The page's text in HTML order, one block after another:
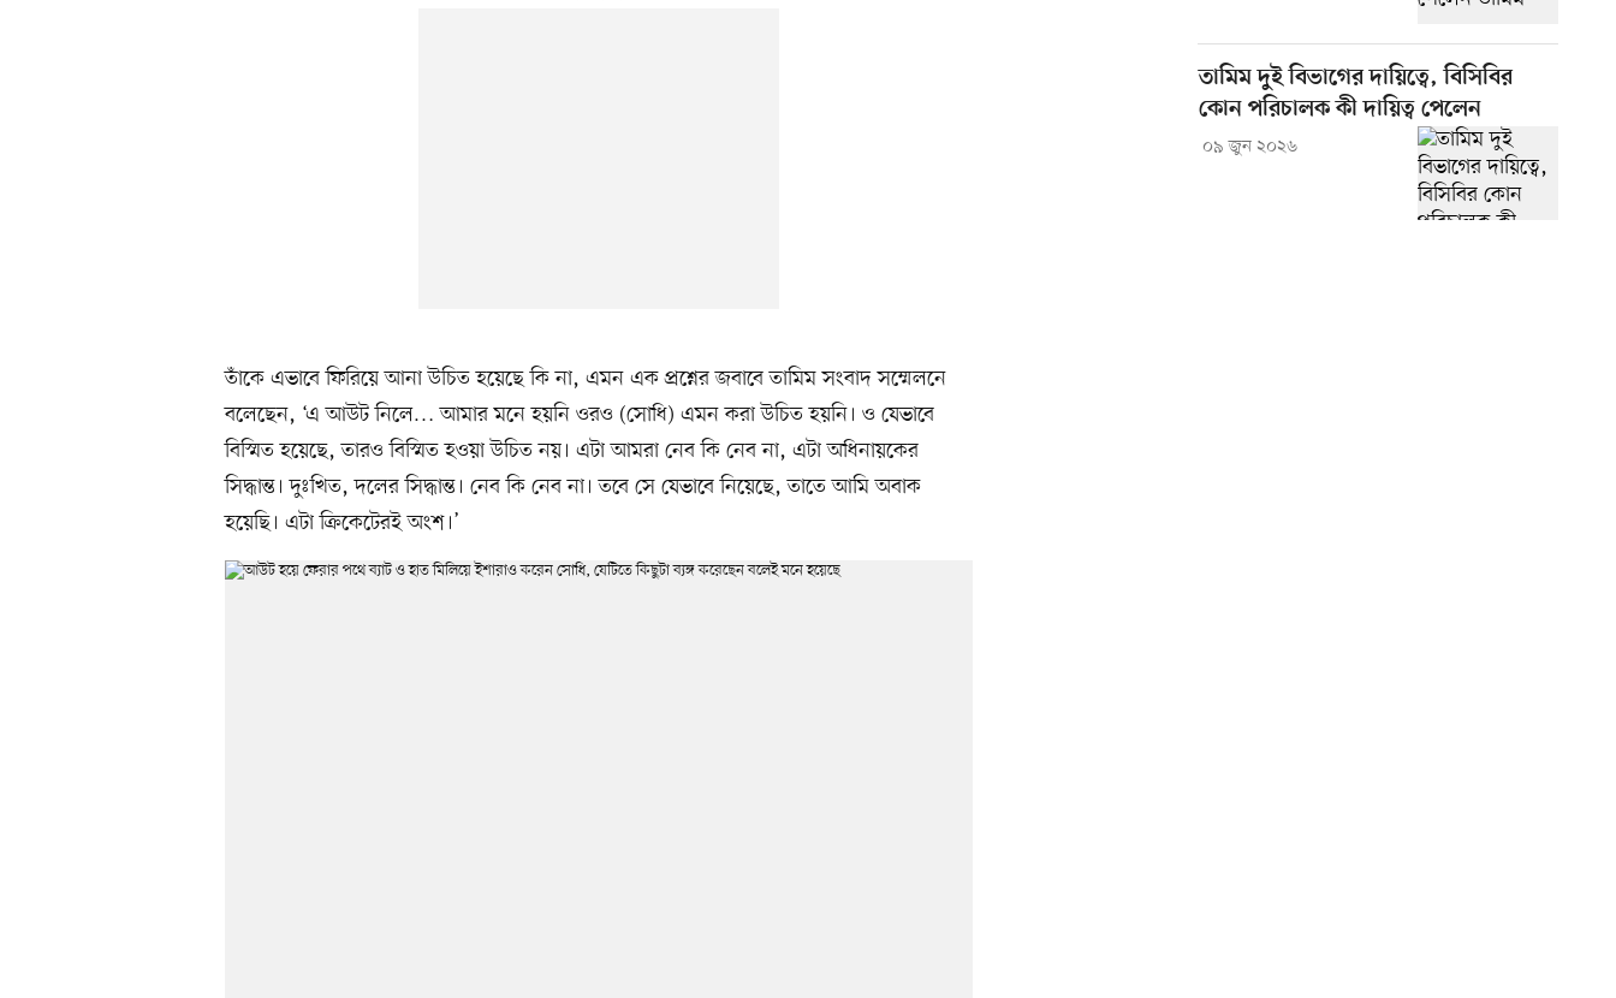
তাঁকে এভাবে ফিরিয়ে আনা উচিত হয়েছে কি না, এমন এক প্রশ্নের জবাবে তামিম সংবাদ সম্মেলনে
বলেছেন, ‘এ আউট নিলে… আমার মনে হয়নি ওরও (সোধি) এমন করা উচিত হয়নি। ও যেভাবে
বিস্মিত হয়েছে, তারও বিস্মিত হওয়া উচিত নয়। এটা আমরা নেব কি নেব না, এটা অধিনায়কের
সিদ্ধান্ত। দুঃখিত, দলের সিদ্ধান্ত। নেব কি নেব না। তবে সে যেভাবে নিয়েছে, তাতে আমি অবাক
হয়েছি। এটা ক্রিকেটেরই অংশ।’
তামিম দুই বিভাগের দায়িত্বে, বিসিবির
কোন পরিচালক কী দায়িত্ব পেলেন
০৯ জুন ২০২৬